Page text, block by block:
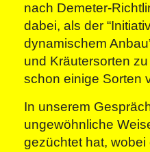
nach Demeter-
dabei, als der
dynamischem
und Kräutersorten
schon einige Sorten
In unserem
ungewöhnliche
gezüchtet hat,